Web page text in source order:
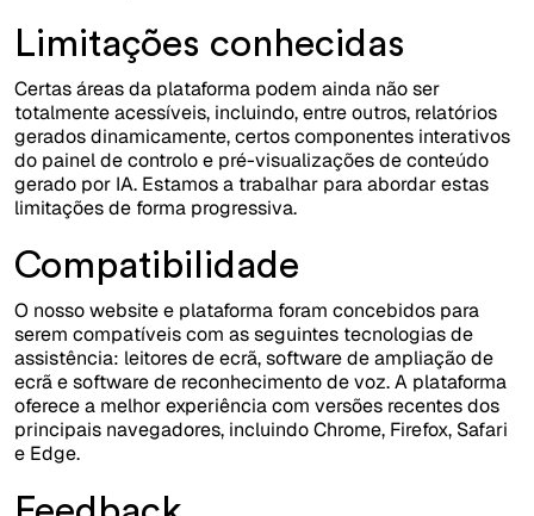
Limitações conhecidas
Certas áreas da plataforma podem ainda não ser
totalmente acessíveis, incluindo, entre outros, relatórios
gerados dinamicamente, certos componentes interativos
do painel de controlo e pré-visualizações de conteúdo
gerado por IA. Estamos a trabalhar para abordar estas
limitações de forma progressiva.
Compatibilidade
O nosso website e plataforma foram concebidos para
serem compatíveis com as seguintes tecnologias de
assistência: leitores de ecrã, software de ampliação de
ecrã e software de reconhecimento de voz. A plataforma
oferece a melhor experiência com versões recentes dos
principais navegadores, incluindo Chrome, Firefox, Safari
e Edge.